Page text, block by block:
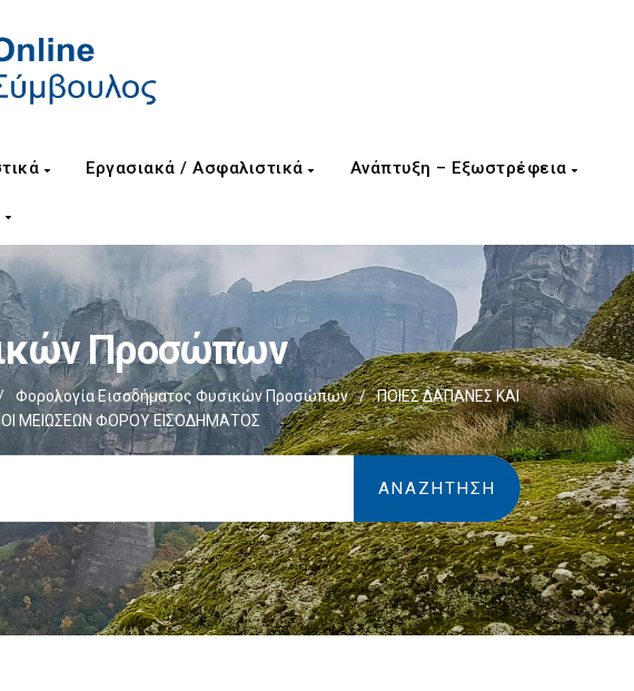
Εργασιακά / Ασφαλιστικά Ανάπτυξη – Εξωστρέφεια
Προσώπων
Φορολογία Εισοδήματος Φυσικών Προσώπων /
ΠΟΙΕΣ ΔΑΠΑΝΕΣ ΚΑΙ
ΜΕΙΩΣΕΩΝ ΦΟΡΟΥ ΕΙΣΟΔΗΜΑΤΟΣ